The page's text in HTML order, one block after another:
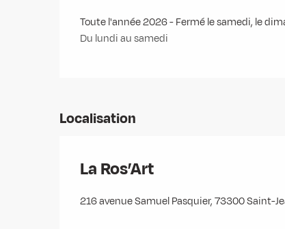
Toute l'année 2026 - Fermé le samedi, le
Du lundi au samedi
Localisation
La Ros’Art
216 avenue Samuel Pasquier, 73300 Saint-